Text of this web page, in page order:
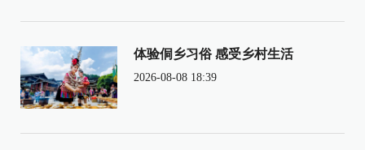
体验侗乡习俗 感受乡村生活
2026-08-08 18:39